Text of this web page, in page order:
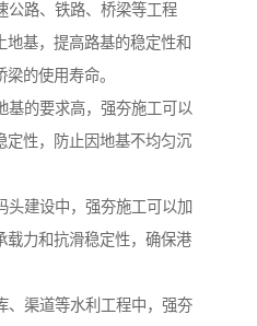
公路、铁路、桥梁等工程
地基，提高路基的稳定性和
的使用寿命。
基的要求高，强夯施工可以
定性，防止因地基不均匀沉
头建设中，强夯施工可以加
载力和抗滑稳定性，确保港
、渠道等水利工程中，强夯